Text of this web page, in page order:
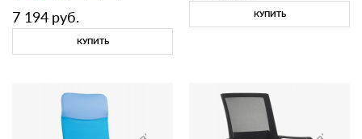
7 194 руб.
КУПИТЬ
КУПИТЬ